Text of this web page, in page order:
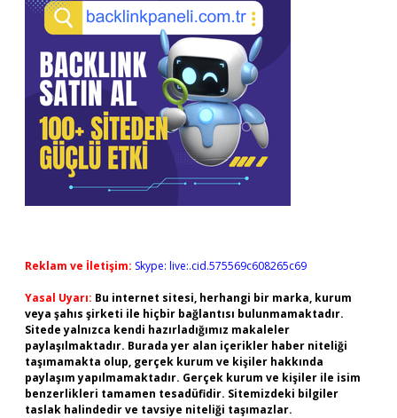
Reklam ve İletişim: Skype: live:.cid.575569c608265c69
Yasal Uyarı: Bu internet sitesi, herhangi bir marka, kurum
veya şahıs şirketi ile hiçbir bağlantısı bulunmamaktadır.
Sitede yalnızca kendi hazırladığımız makaleler
paylaşılmaktadır. Burada yer alan içerikler haber niteliği
taşımamakta olup, gerçek kurum ve kişiler hakkında
paylaşım yapılmamaktadır. Gerçek kurum ve kişiler ile isim
benzerlikleri tamamen tesadüfidir. Sitemizdeki bilgiler
taslak halindedir ve tavsiye niteliği taşımazlar.